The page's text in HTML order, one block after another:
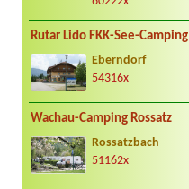
Rutar Lido FKK-See-Camping
Eberndorf
54316x
Wachau-Camping Rossatz
Rossatzbach
51162x